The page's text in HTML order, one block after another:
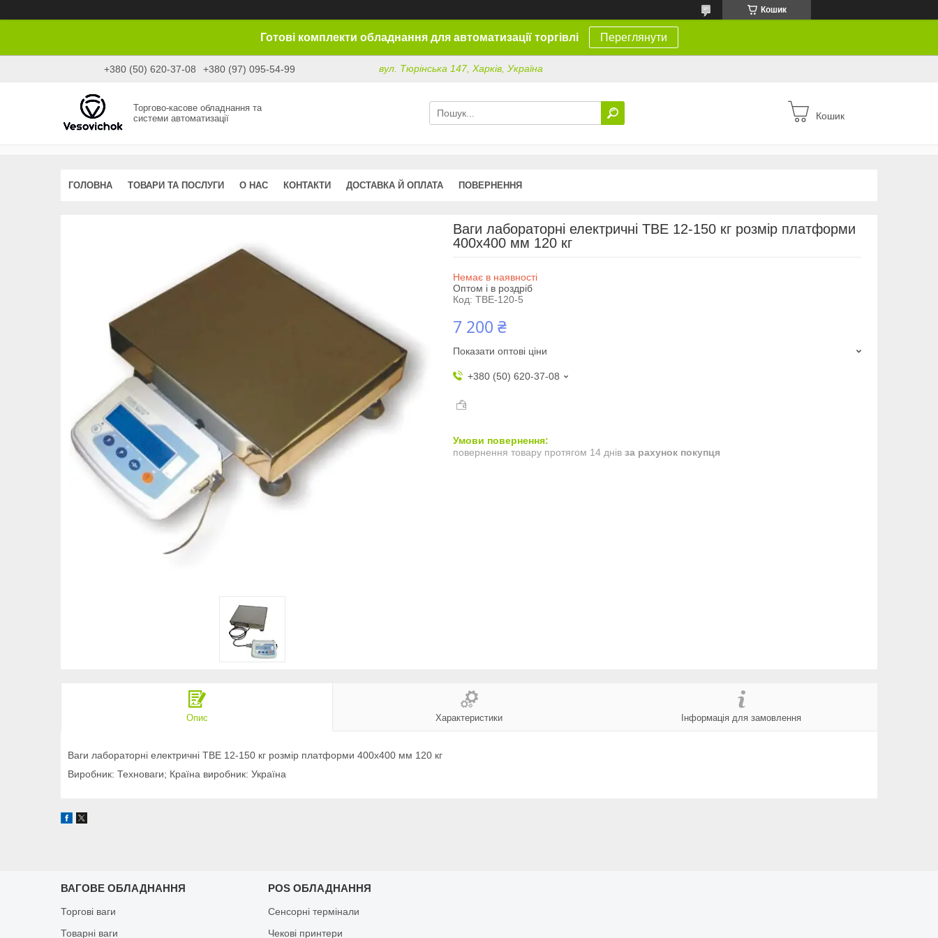
Кошик
Готові комплекти обладнання для автоматизації торгівлі Переглянути
+380 (50) 620-37-08 +380 (97) 095-54-99 вул. Тюрінська 147, Харків, Україна
Торгово-касове обладнання та
системи автоматизації
Кошик
ГОЛОВНА ТОВАРИ ТА ПОСЛУГИ О НАС КОНТАКТИ ДОСТАВКА Й ОПЛАТА ПОВЕРНЕННЯ
Ваги лабораторні електричні ТВЕ 12-150 кг розмір платформи
400х400 мм 120 кг
Немає в наявності
Оптом і в роздріб
Код: ТВЕ-120-5
7 200 ₴
Показати оптові ціни
+380 (50) 620-37-08
повернення товару протягом 14 днів за рахунок покупця
Опис Характеристики Інформація для замовлення
Ваги лабораторні електричні ТВЕ 12-150 кг розмір платформи 400х400 мм 120 кг
Виробник: Техноваги; Країна виробник: Україна
ВАГОВЕ ОБЛАДНАННЯ
Торгові ваги
Товарні ваги
POS ОБЛАДНАННЯ
Сенсорні термінали
Чекові принтери